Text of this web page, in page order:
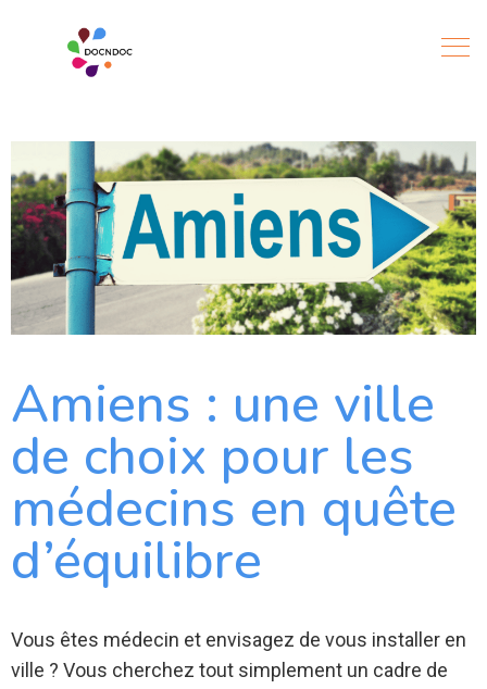
Amiens : une ville
de choix pour les
médecins en quête
d’équilibre
Vous êtes médecin et envisagez de vous installer en
ville ? Vous cherchez tout simplement un cadre de